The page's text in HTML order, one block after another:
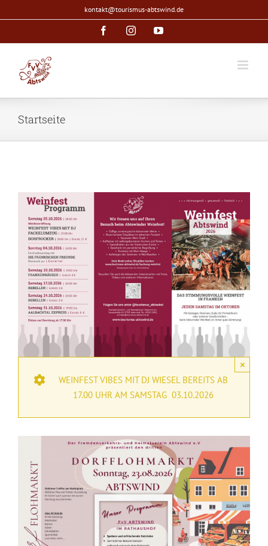
Inhalt
kontakt@tourismus-abtswind.de
FacebookInstagramYouTube
Startseite
WEINFEST VIBES MIT DJ WIESEL BEREITS AB
17.00 UHR AM SAMSTAG 03.10.2026
×